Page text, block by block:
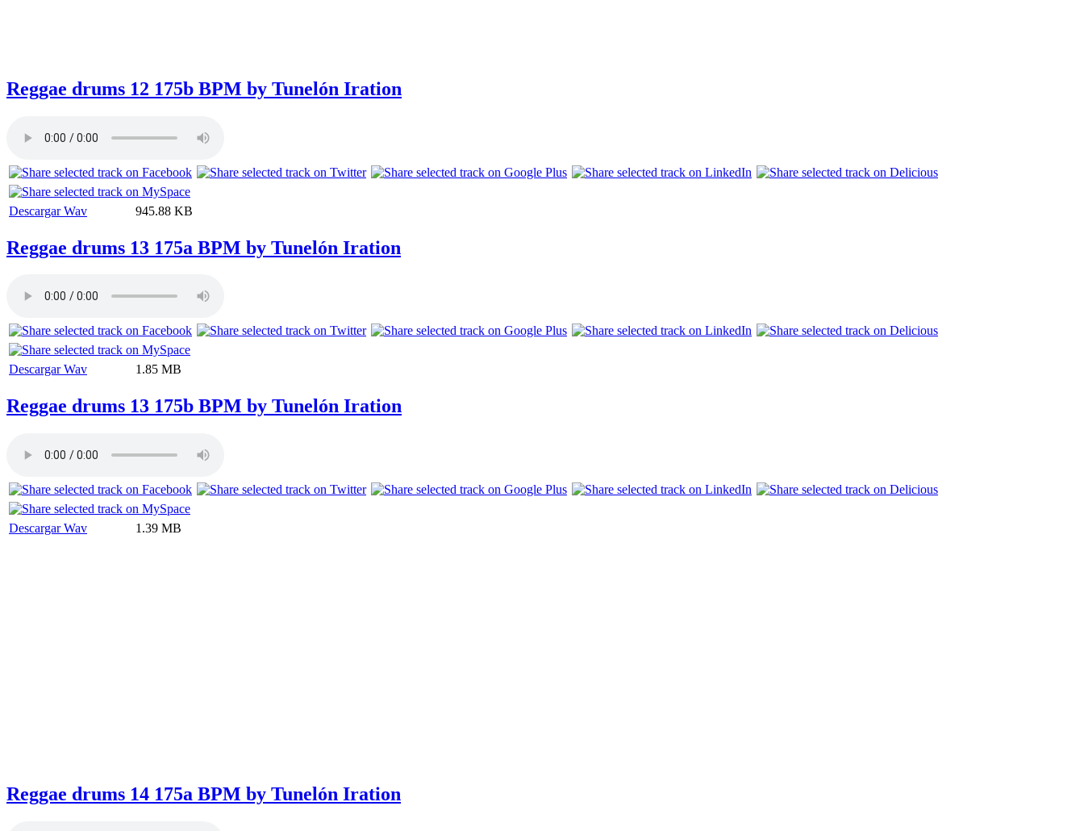
Reggae drums 12 175b BPM by Tunelón Iration
Descargar Wav 945.88 KB
Reggae drums 13 175a BPM by Tunelón Iration
Descargar Wav 1.85 MB
Reggae drums 13 175b BPM by Tunelón Iration
Descargar Wav 1.39 MB
Reggae drums 14 175a BPM by Tunelón Iration